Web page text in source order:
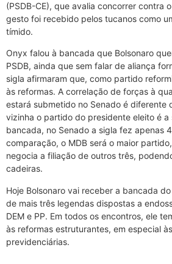
(PSDB-CE), que avalia concorrer contra
gesto foi recebido pelos tucanos como
tímido.
Onyx falou à bancada que Bolsonaro
PSDB, ainda que sem falar de aliança
sigla afirmaram que, como partido
às reformas. A correlação de forças à
estará submetido no Senado é diferente
vizinha o partido do presidente eleito é a
bancada, no Senado a sigla fez apenas
comparação, o MDB será o maior
negocia a filiação de outros três,
cadeiras.
Hoje Bolsonaro vai receber a bancada
de mais três legendas dispostas a
DEM e PP. Em todos os encontros, ele
às reformas estruturantes, em especial
previdenciárias.